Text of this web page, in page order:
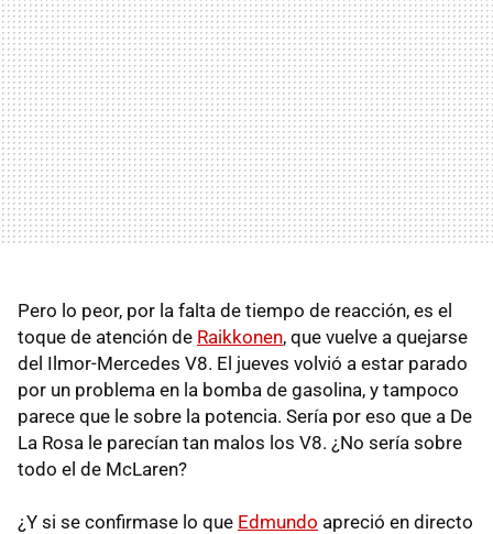
Pero lo peor, por la falta de tiempo de reacción, es el
toque de atención de Raikkonen, que vuelve a quejarse
del Ilmor-Mercedes V8. El jueves volvió a estar parado
por un problema en la bomba de gasolina, y tampoco
parece que le sobre la potencia. Sería por eso que a De
La Rosa le parecían tan malos los V8. ¿No sería sobre
todo el de McLaren?
¿Y si se confirmase lo que Edmundo apreció en directo